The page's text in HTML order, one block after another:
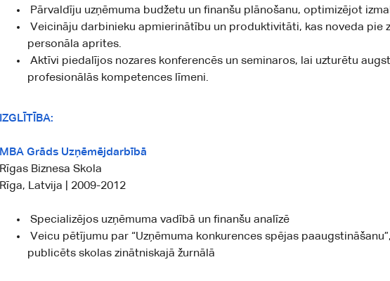
Pārvaldīju uzņēmuma budžetu un finanšu plānošanu, optimizējot
Veicināju darbinieku apmierinātību un produktivitāti, kas noveda pie
personāla aprites.
Aktīvi piedalījos nozares konferencēs un seminaros, lai uzturētu
profesionālās kompetences līmeni.
IZGLĪTĪBA:
MBA Grāds Uzņēmējdarbībā
Rīgas Biznesa Skola
Rīga, Latvija | 2009-2012
Specializējos uzņēmuma vadībā un finanšu analīzē
Veicu pētījumu par “Uzņēmuma konkurences spējas
publicēts skolas zinātniskajā žurnālā